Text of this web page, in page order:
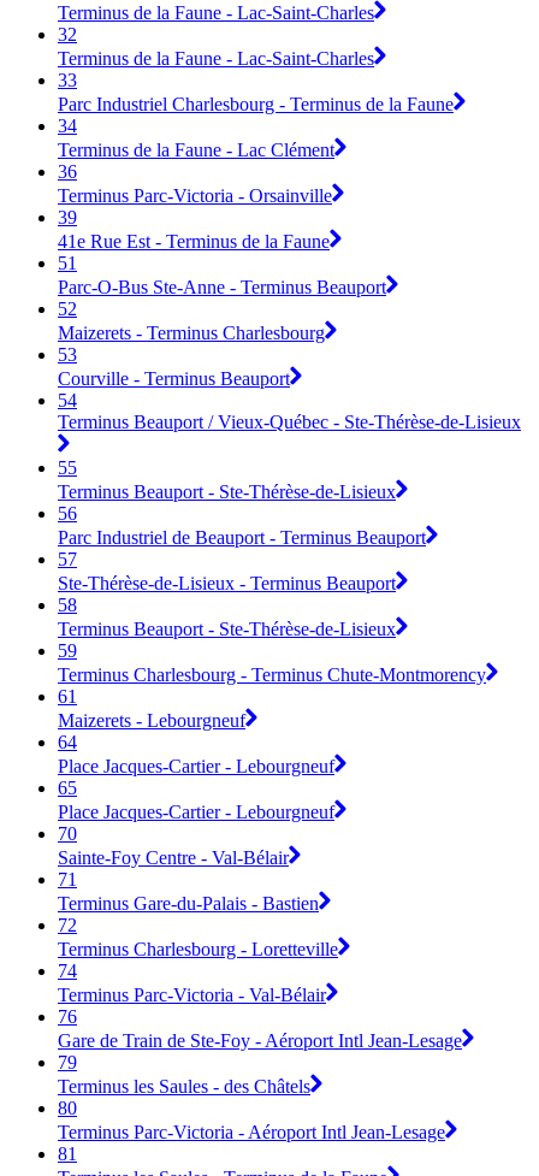
Terminus de la Faune - Lac-Saint-Charles
32
Terminus de la Faune - Lac-Saint-Charles
33
Parc Industriel Charlesbourg - Terminus de la Faune
34
Terminus de la Faune - Lac Clément
36
Terminus Parc-Victoria - Orsainville
39
41e Rue Est - Terminus de la Faune
51
Parc-O-Bus Ste-Anne - Terminus Beauport
52
Maizerets - Terminus Charlesbourg
53
Courville - Terminus Beauport
54
Terminus Beauport / Vieux-Québec - Ste-Thérèse-de-Lisieux
55
Terminus Beauport - Ste-Thérèse-de-Lisieux
56
Parc Industriel de Beauport - Terminus Beauport
57
Ste-Thérèse-de-Lisieux - Terminus Beauport
58
Terminus Beauport - Ste-Thérèse-de-Lisieux
59
Terminus Charlesbourg - Terminus Chute-Montmorency
61
Maizerets - Lebourgneuf
64
Place Jacques-Cartier - Lebourgneuf
65
Place Jacques-Cartier - Lebourgneuf
70
Sainte-Foy Centre - Val-Bélair
71
Terminus Gare-du-Palais - Bastien
72
Terminus Charlesbourg - Loretteville
74
Terminus Parc-Victoria - Val-Bélair
76
Gare de Train de Ste-Foy - Aéroport Intl Jean-Lesage
79
Terminus les Saules - des Châtels
80
Terminus Parc-Victoria - Aéroport Intl Jean-Lesage
81